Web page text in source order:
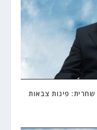
תפילת שחרית: פינות צבאות